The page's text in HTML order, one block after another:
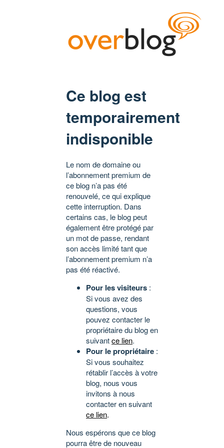
Ce blog est
temporairement
indisponible
Le nom de domaine ou
l’abonnement premium de
ce blog n’a pas été
renouvelé, ce qui explique
cette interruption. Dans
certains cas, le blog peut
également être protégé par
un mot de passe, rendant
son accès limité tant que
l’abonnement premium n’a
pas été réactivé.
Pour les visiteurs :
Si vous avez des
questions, vous
pouvez contacter le
propriétaire du blog en
suivantce lien.
Pour le propriétaire :
Si vous souhaitez
rétablir l’accès à votre
blog, nous vous
invitons à nous
contacter en suivant
ce lien.
Nous espérons que ce blog
pourra être de nouveau